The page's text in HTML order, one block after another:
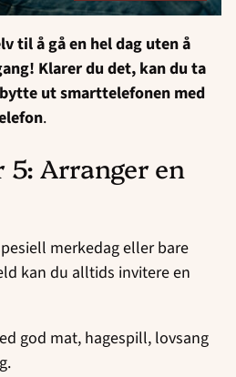
til å gå en hel dag uten å
Klarer du det, kan du ta
ut smarttelefonen med
.
Arranger en
merkedag eller bare
kan du alltids invitere en
god mat, hagespill, lovsang